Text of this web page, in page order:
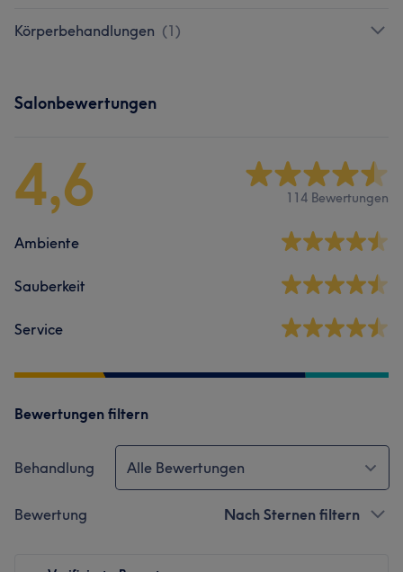
Körperbehandlungen (1)
Salonbewertungen
4,6 114 Bewertungen
Ambiente
Sauberkeit
Service
Bewertungen filtern
Behandlung Alle Bewertungen
Bewertung Nach Sternen filtern